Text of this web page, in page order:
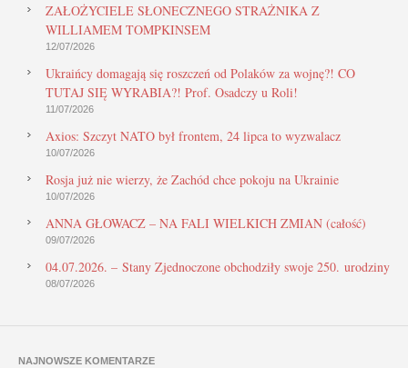
ZAŁOŻYCIELE SŁONECZNEGO STRAŻNIKA Z
WILLIAMEM TOMPKINSEM
12/07/2026
Ukraińcy domagają się roszczeń od Polaków za wojnę?! CO
TUTAJ SIĘ WYRABIA?! Prof. Osadczy u Roli!
11/07/2026
Axios: Szczyt NATO był frontem, 24 lipca to wyzwalacz
10/07/2026
Rosja już nie wierzy, że Zachód chce pokoju na Ukrainie
10/07/2026
ANNA GŁOWACZ – NA FALI WIELKICH ZMIAN (całość)
09/07/2026
04.07.2026. – Stany Zjednoczone obchodziły swoje 250. urodziny
08/07/2026
NAJNOWSZE KOMENTARZE